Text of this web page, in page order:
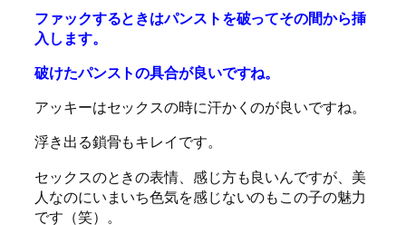
ファックするときはパンストを破ってその間から挿
入します。
破けたパンストの具合が良いですね。
アッキーはセックスの時に汗かくのが良いですね。
浮き出る鎖骨もキレイです。
セックスのときの表情、感じ方も良いんですが、美
人なのにいまいち色気を感じないのもこの子の魅力
です（笑）。